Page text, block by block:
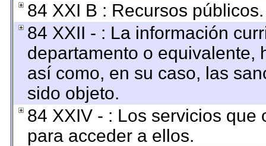
84 XXI B : Recursos públicos.
84 XXII - : La información
departamento o equivalente,
así como, en su caso, las
sido objeto.
84 XXIV - : Los servicios
para acceder a ellos.